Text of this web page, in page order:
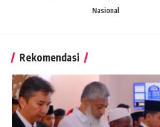
Nasional
Rekomendasi